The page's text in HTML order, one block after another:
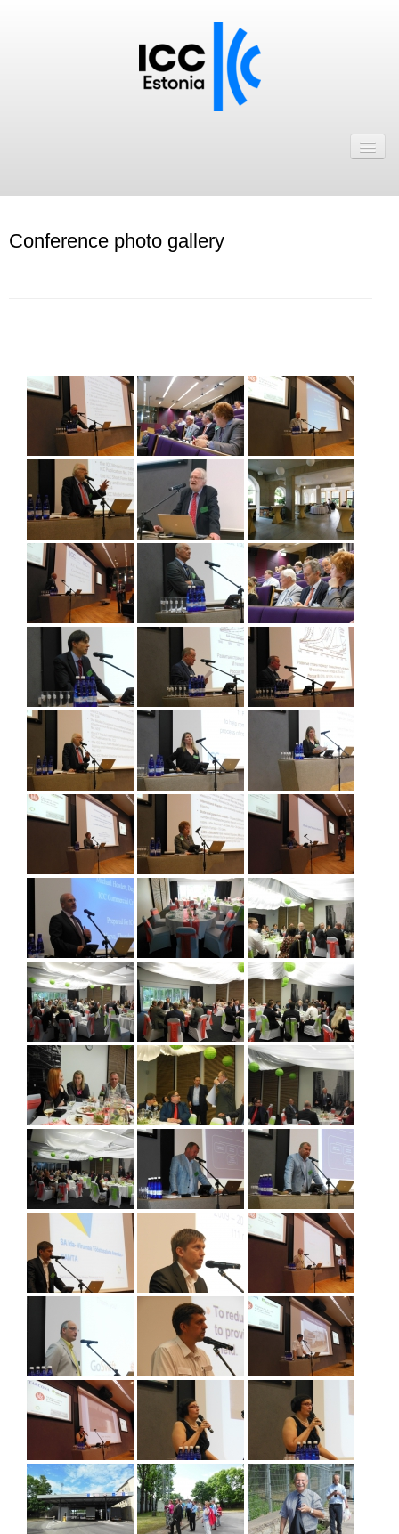
ICC Eesti liikmebaas
ICC Eesti
Tegevused
Publikatsioonid
Arvamus
Viidad
ICC WBO
ICC komisjonid
Digiraamatukogu
Juhendid ja väljaanded
Videod
Kontakt
Liitu meililistiga
Oskusteave
Incoterms® 2020
Abimaterjalid
Projektid
Conference photo gallery